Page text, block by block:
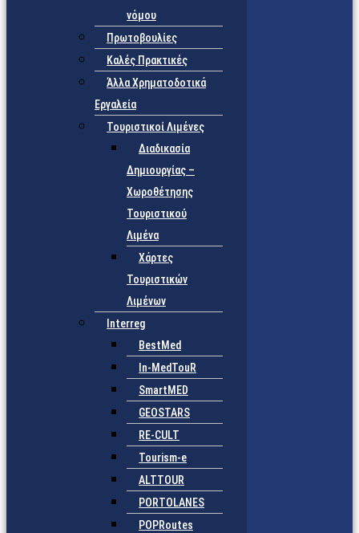
νόμου
Πρωτοβουλίες
Καλές Πρακτικές
Άλλα Χρηματοδοτικά
Εργαλεία
Τουριστικοί Λιμένες
Διαδικασία
Δημιουργίας –
Χωροθέτησης
Τουριστικού
Λιμένα
Χάρτες
Τουριστικών
Λιμένων
Interreg
BestMed
In-MedTouR
SmartMED
GEOSTARS
RE-CULT
Tourism-e
ALTTOUR
PORTOLANES
POPRoutes